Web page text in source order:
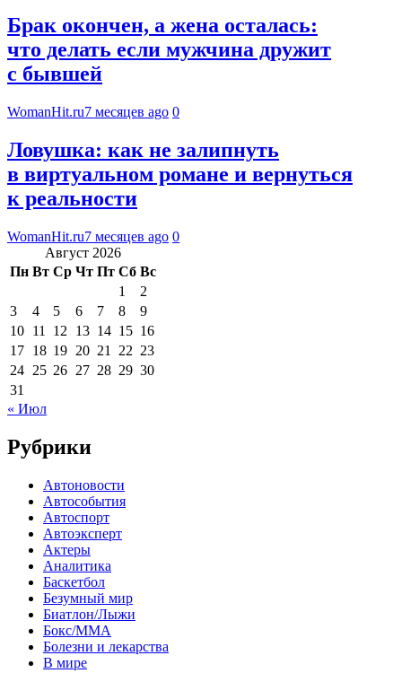
Брак окончен, а жена осталась:
что делать если мужчина дружит
с бывшей
WomanHit.ru7 месяцев ago 0
Ловушка: как не залипнуть
в виртуальном романе и вернуться
к реальности
WomanHit.ru7 месяцев ago 0
Август 2026
Пн Вт Ср Чт Пт Сб Вс
1
2
3
4 5 6 7 8
9
10 11 12 13 14 15 16
17 18 19 20 21 22 23
24 25 26 27 28 29 30
31
« Июл
Рубрики
Автоновости
Автособытия
Автоспорт
Автоэксперт
Актеры
Аналитика
Баскетбол
Безумный мир
Биатлон/Лыжи
Бокс/MMA
Болезни и лекарства
В мире